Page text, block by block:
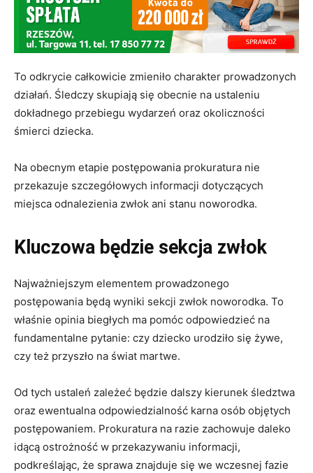
To odkrycie całkowicie zmieniło charakter prowadzonych
działań. Śledczy skupiają się obecnie na ustaleniu
dokładnego przebiegu wydarzeń oraz okoliczności
śmierci dziecka.
Na obecnym etapie postępowania prokuratura nie
przekazuje szczegółowych informacji dotyczących
miejsca odnalezienia zwłok ani stanu noworodka.
Kluczowa będzie sekcja zwłok
Najważniejszym elementem prowadzonego
postępowania będą wyniki sekcji zwłok noworodka. To
właśnie opinia biegłych ma pomóc odpowiedzieć na
fundamentalne pytanie: czy dziecko urodziło się żywe,
czy też przyszło na świat martwe.
Od tych ustaleń zależeć będzie dalszy kierunek śledztwa
oraz ewentualna odpowiedzialność karna osób objętych
postępowaniem. Prokuratura na razie zachowuje daleko
idącą ostrożność w przekazywaniu informacji,
podkreślając, że sprawa znajduje się we wczesnej fazie